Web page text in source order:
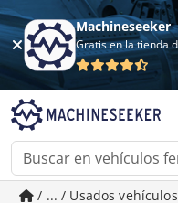
Machineseeker
/ ... / Usados